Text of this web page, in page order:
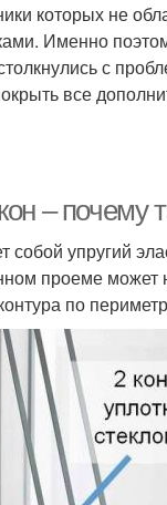
которых не
Именно
с
все
– почему
собой упругий
проеме может
по